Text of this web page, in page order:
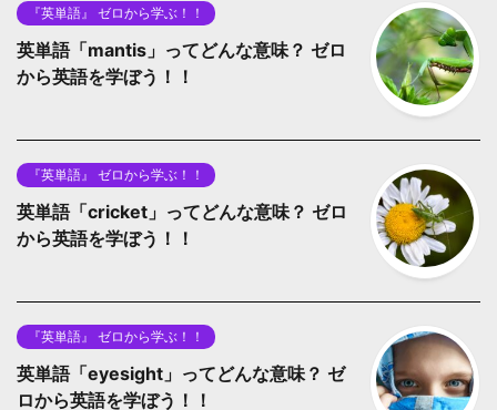
『英単語』 ゼロから学ぶ！！
英単語「mantis」ってどんな意味？ ゼロ
から英語を学ぼう！！
『英単語』 ゼロから学ぶ！！
英単語「cricket」ってどんな意味？ ゼロ
から英語を学ぼう！！
『英単語』 ゼロから学ぶ！！
英単語「eyesight」ってどんな意味？ ゼ
ロから英語を学ぼう！！